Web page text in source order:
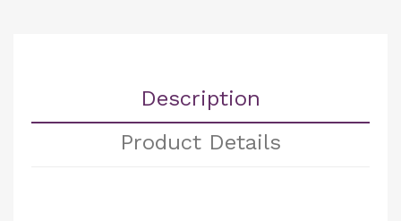
Description
Product Details